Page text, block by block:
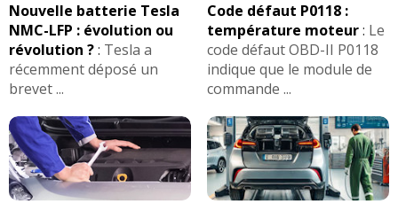
Nouvelle batterie Tesla
NMC-LFP : évolution ou
révolution ?: Tesla a
récemment déposé un
brevet ...
Code défaut P0118 :
température moteur: Le
code défaut OBD-II P0118
indique que le module de
commande ...